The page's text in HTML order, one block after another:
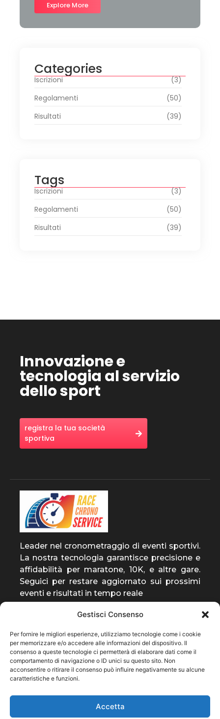
Gestisci Consenso
Per fornire le migliori esperienze, utilizziamo tecnologie come i cookie
per memorizzare e/o accedere alle informazioni del dispositivo. Il
consenso a queste tecnologie ci permetterà di elaborare dati come il
comportamento di navigazione o ID unici su questo sito. Non
acconsentire o ritirare il consenso può influire negativamente su alcune
caratteristiche e funzioni.
Accetta
Explore More
Categories
Iscrizioni
(3)
Regolamenti
(50)
Risultati
(39)
Tags
Iscrizioni
(3)
Regolamenti
(50)
Risultati
(39)
Innovazione e
tecnologia al servizio
dello sport
registra la tua società
sportiva
Leader nel cronometraggio di eventi sportivi.
La nostra tecnologia garantisce precisione e
affidabilità per maratone, 10K, e altre gare.
Seguici per restare aggiornato sui prossimi
eventi e risultati in tempo reale
entra a far parte della
community
ti invieremo solo notizie rilevanti sulla nostra
attività